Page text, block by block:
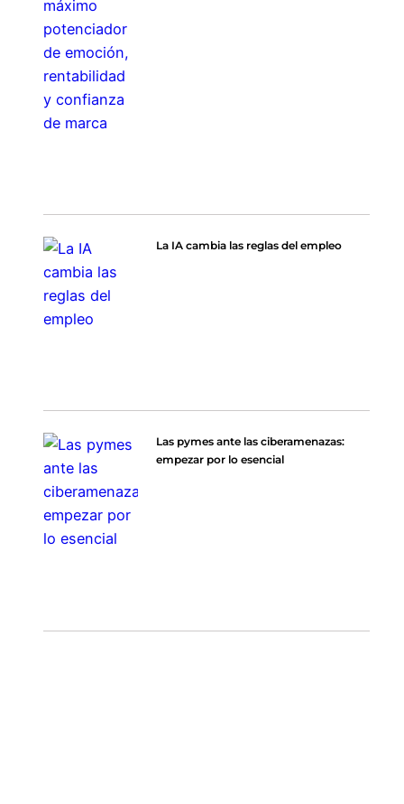
La IA cambia las reglas del empleo
Las pymes ante las ciberamenazas:
empezar por lo esencial